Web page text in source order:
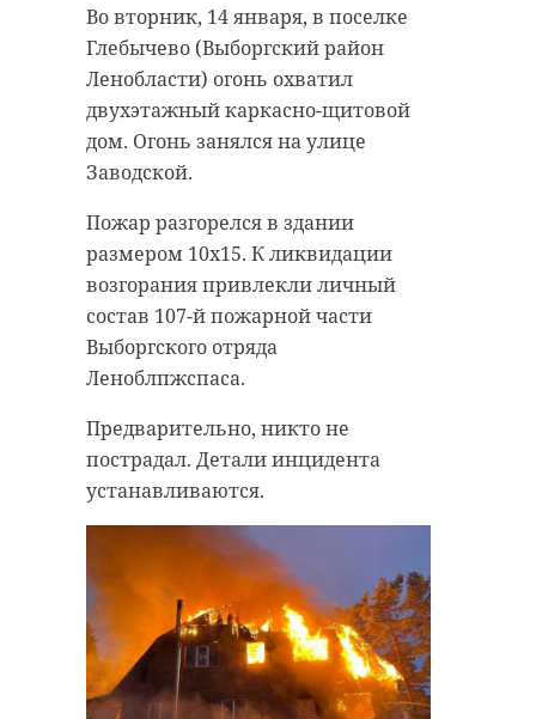
Во вторник, 14 января, в поселке
Глебычево (Выборгский район
Ленобласти) огонь охватил
двухэтажный каркасно-щитовой
дом. Огонь занялся на улице
Заводской.
Пожар разгорелся в здании
размером 10х15. К ликвидации
возгорания привлекли личный
состав 107-й пожарной части
Выборгского отряда
Леноблпжспаса.
Предварительно, никто не
пострадал. Детали инцидента
устанавливаются.